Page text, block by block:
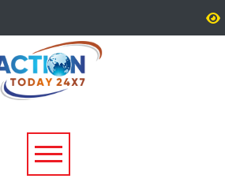
हादसा: 250 मीटर
गिरी बोलेरो, एक ही
लोगों की मौत; एक
तलाश जारी